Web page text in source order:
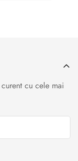
cu cele mai